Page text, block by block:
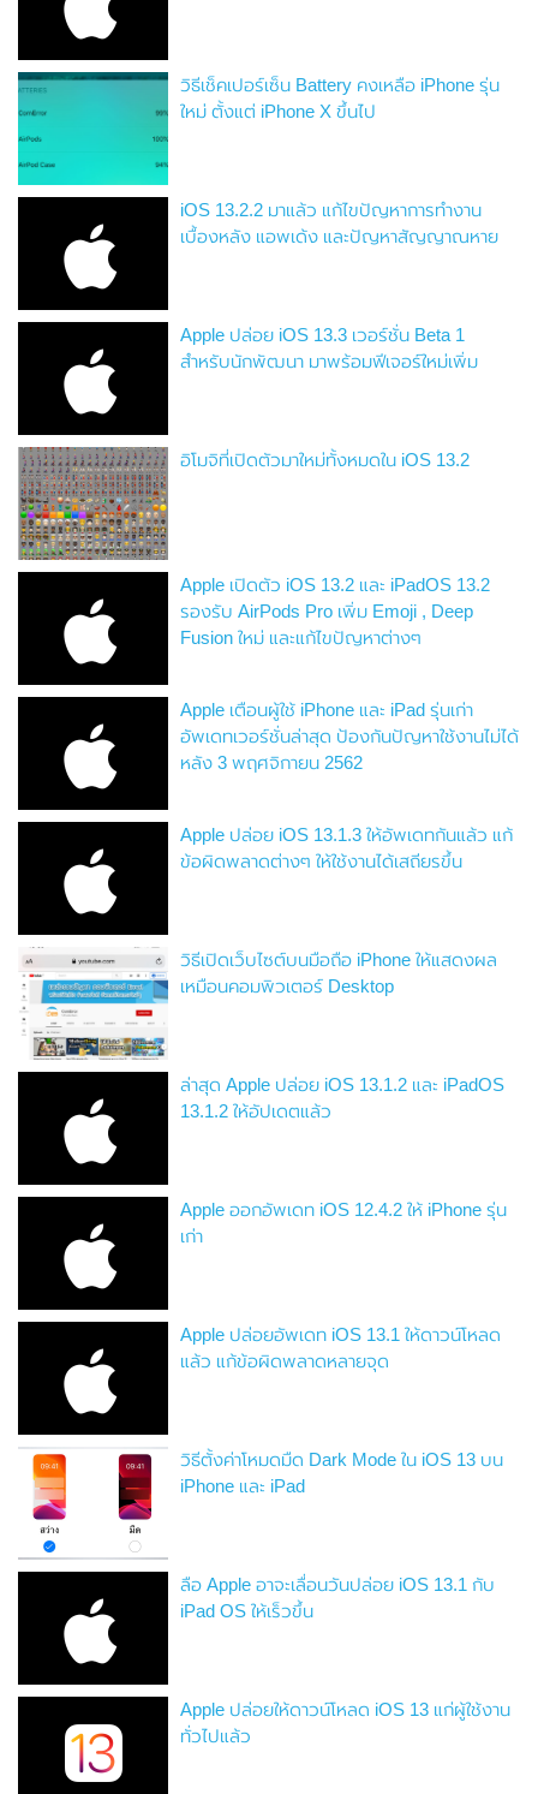
วิธีเช็คเปอร์เซ็น Battery คงเหลือ iPhone รุ่น
ใหม่ ตั้งแต่ iPhone X ขึ้นไป
iOS 13.2.2 มาแล้ว แก้ไขปัญหาการทำงาน
เบื้องหลัง แอพเด้ง และปัญหาสัญญาณหาย
Apple ปล่อย iOS 13.3 เวอร์ชั่น Beta 1
สำหรับนักพัฒนา มาพร้อมฟีเจอร์ใหม่เพิ่ม
อิโมจิที่เปิดตัวมาใหม่ทั้งหมดใน iOS 13.2
Apple เปิดตัว iOS 13.2 และ iPadOS 13.2
รองรับ AirPods Pro เพิ่ม Emoji , Deep
Fusion ใหม่ และแก้ไขปัญหาต่างๆ
Apple เตือนผู้ใช้ iPhone และ iPad รุ่นเก่า
อัพเดทเวอร์ชั่นล่าสุด ป้องกันปัญหาใช้งานไม่ได้
หลัง 3 พฤศจิกายน 2562
Apple ปล่อย iOS 13.1.3 ให้อัพเดทกันแล้ว แก้
ข้อผิดพลาดต่างๆ ให้ใช้งานได้เสถียรขึ้น
วิธีเปิดเว็บไซต์บนมือถือ iPhone ให้แสดงผล
เหมือนคอมพิวเตอร์ Desktop
ล่าสุด Apple ปล่อย iOS 13.1.2 และ iPadOS
13.1.2 ให้อัปเดตแล้ว
Apple ออกอัพเดท iOS 12.4.2 ให้ iPhone รุ่น
เก่า
Apple ปล่อยอัพเดท iOS 13.1 ให้ดาวน์โหลด
แล้ว แก้ข้อผิดพลาดหลายจุด
วิธีตั้งค่าโหมดมืด Dark Mode ใน iOS 13 บน
iPhone และ iPad
ลือ Apple อาจะเลื่อนวันปล่อย iOS 13.1 กับ
iPad OS ให้เร็วขึ้น
Apple ปล่อยให้ดาวน์โหลด iOS 13 แก่ผู้ใช้งาน
ทั่วไปแล้ว